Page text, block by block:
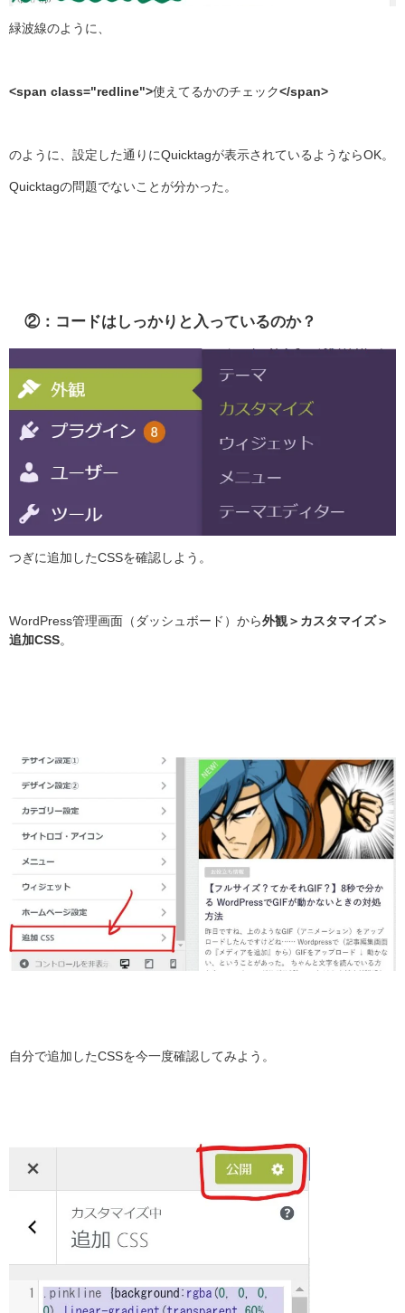
緑波線のように、
<span class="redline">使えてるかのチェック</span>
のように、設定した通りにQuicktagが表示されているようならOK。
Quicktagの問題でないことが分かった。
②：コードはしっかりと入っているのか？
つぎに追加したCSSを確認しよう。
WordPress管理画面（ダッシュボード）から外観＞カスタマイズ＞
追加CSS。
自分で追加したCSSを今一度確認してみよう。